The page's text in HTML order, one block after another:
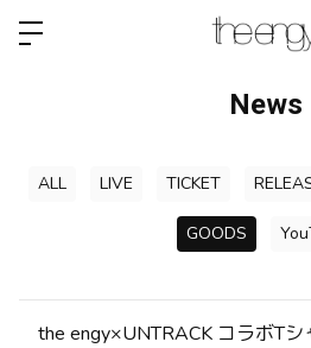
News
ALL LIVE TICKET
GOODS
the engy×UNTRACK コラボTシ